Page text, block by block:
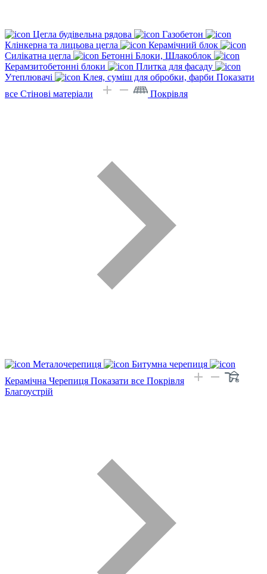
Цегла будівельна рядова
Газобетон
Клінкерна та лицьова цегла
Керамічний блок
Силікатна цегла
Бетонні Блоки, Шлакоблок
Керамзитобетонні блоки
Плитка для фасаду
Утеплювачі
Клея, суміш для обробки, фарби Показати
все Стінові матеріали
Покрівля
Металочерепиця
Битумна черепиця
Керамічна Черепиця Показати все Покрівля
Благоустрій